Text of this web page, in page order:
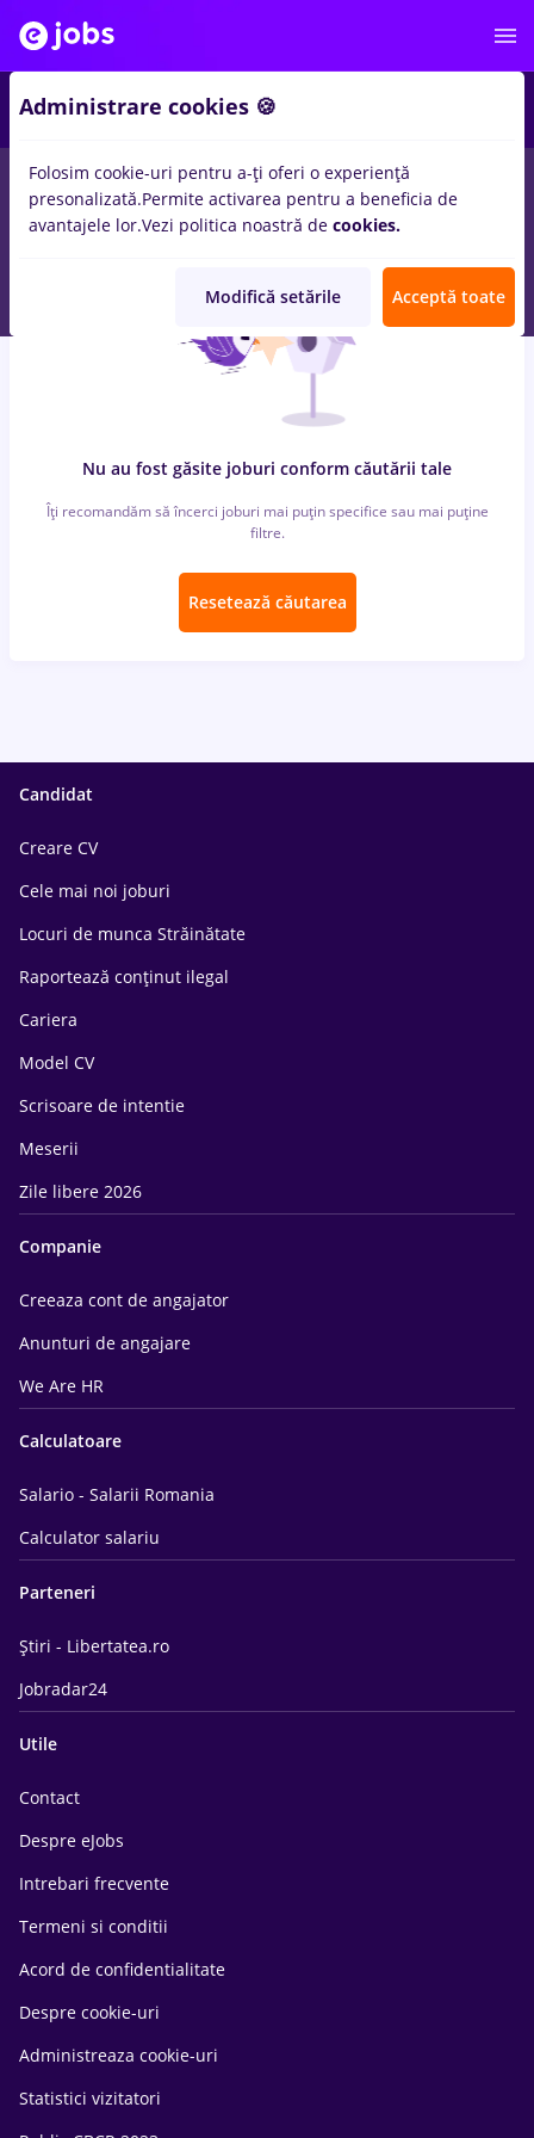
locuri de muncaambalator, Part timeinIasi (Iasi)
Student
Nu au fost găsite joburi conform căutării tale
Îți recomandăm să încerci joburi mai puțin specifice sau mai puține
filtre.
Resetează căutarea
Candidat
Creare CV
Cele mai noi joburi
Locuri de munca Străinătate
Raportează conținut ilegal
Cariera
Model CV
Scrisoare de intentie
Meserii
Zile libere 2026
Companie
Creeaza cont de angajator
Anunturi de angajare
We Are HR
Calculatoare
Salario - Salarii Romania
Calculator salariu
Parteneri
Știri - Libertatea.ro
Jobradar24
Utile
Contact
Despre eJobs
Intrebari frecvente
Termeni si conditii
Acord de confidentialitate
Despre cookie-uri
Administreaza cookie-uri
Statistici vizitatori
Administrare cookies 🍪
Folosim cookie-uri pentru a-ți oferi o experiență
presonalizată.Permite activarea pentru a beneficia de
avantajele lor.Vezi politica noastră de cookies.
Modifică setările Acceptă toate